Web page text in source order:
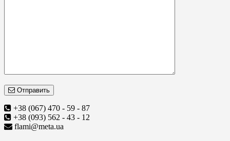
Отправить
+38 (067) 470 - 59 - 87
+38 (093) 562 - 43 - 12
flami@meta.ua